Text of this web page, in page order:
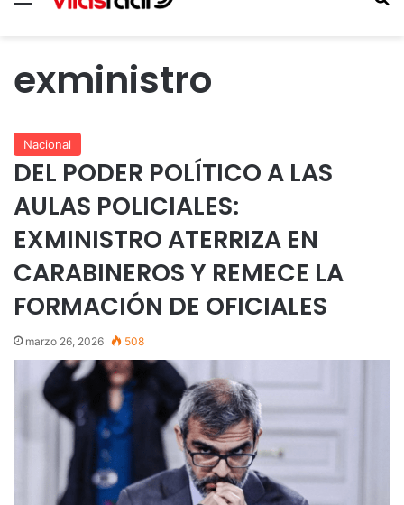
exministro
Nacional
DEL PODER POLÍTICO A LAS
AULAS POLICIALES:
EXMINISTRO ATERRIZA EN
CARABINEROS Y REMECE LA
FORMACIÓN DE OFICIALES
marzo 26, 2026 508